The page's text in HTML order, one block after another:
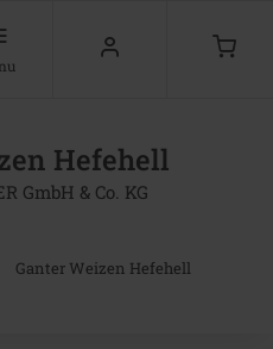
Hefehell
GmbH & Co. KG
Ganter Weizen Hefehell